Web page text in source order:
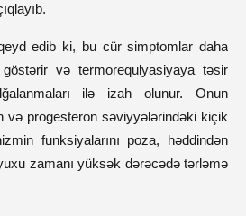
edib ki, bu cür simptomlar daha
və termorequlyasiyaya təsir
ilə izah olunur. Onun
və progesteron səviyyələrindəki kiçik
funksiyalarını poza, həddindən
zamanı yüksək dərəcədə tərləmə